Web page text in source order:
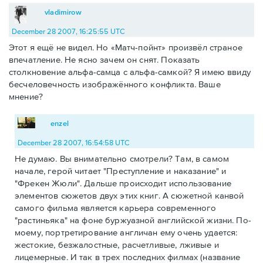
vladimirow
December 28 2007, 16:25:55 UTC
Этот я ещё не видел. Но «Матч-пойнт» произвёл страное
впечатление. Не ясно зачем он снят. Показать
столкновение альфа-самца с альфа-самкой? Я имею ввиду
бесчеловечность изображённого конфликта. Ваше
мнение?
enzel
December 28 2007, 16:54:58 UTC
Не думаю. Вы внимательно смотрели? Там, в самом
начале, герой читает "Преступление и наказание" и
"Фрекен Жюли". Дальше происходит использование
элементов сюжетов двух этих книг. А сюжетной канвой
самого фильма является карьера современного
"растиньяка" на фоне буржуазной английской жизни. По-
моему, портретирование англичан ему очень удается:
жестокие, безжалостные, расчетливые, лживые и
лицемерные. И так в трех последних филмах (название